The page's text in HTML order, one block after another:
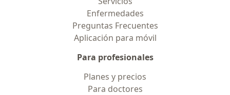
Enfermedades
Preguntas Frecuentes
Aplicación para móvil
Para profesionales
Planes y precios
Para doctores